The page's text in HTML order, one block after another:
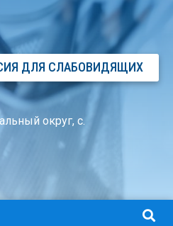
ДЛЯ СЛАБОВИДЯЩИХ
округ, с.